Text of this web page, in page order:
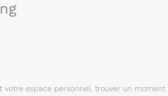
votre espace personnel, trouver un moment